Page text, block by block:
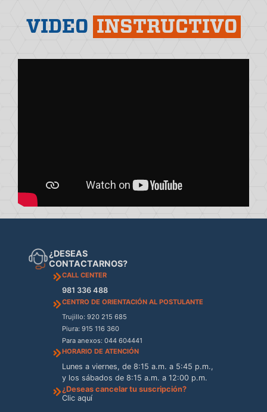
VIDEO INSTRUCTIVO